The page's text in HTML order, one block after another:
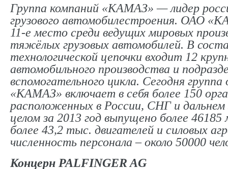
Группа компаний «КАМАЗ» — лидер
грузового автомобилестроения. ОАО
11-е место среди ведущих мировых
тяжёлых грузовых автомобилей. В
технологической цепочки входит 12
автомобильного производства и
вспомогательного цикла. Сегодня группа
«КАМАЗ» включает в себя более 150
расположенных в России, СНГ и
целом за 2013 год выпущено более
более 43,2 тыс. двигателей и силовых
численность персонала – около 50000
Концерн PALFINGER AG